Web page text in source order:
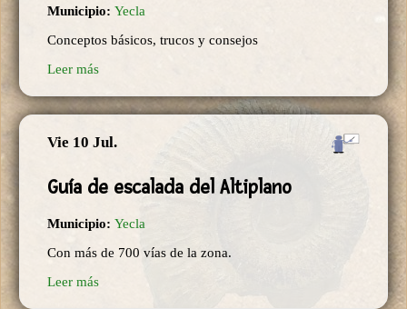
Municipio: Yecla
Conceptos básicos, trucos y consejos
Leer más
Vie 10 Jul.
Guía de escalada del Altiplano
Municipio: Yecla
Con más de 700 vías de la zona.
Leer más